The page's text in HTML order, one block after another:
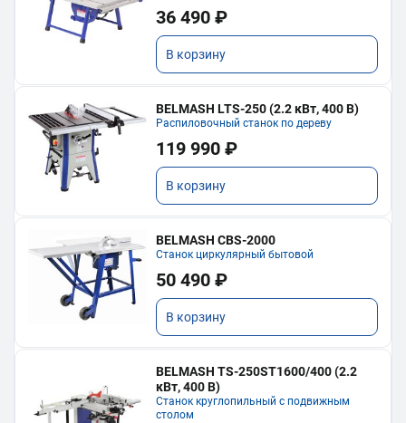
36 490 ₽
В корзину
BELMASH LTS-250 (2.2 кВт, 400 В)
Распиловочный станок по дереву
119 990 ₽
В корзину
BELMASH CBS-2000
Станок циркулярный бытовой
50 490 ₽
В корзину
BELMASH TS-250ST1600/400 (2.2
кВт, 400 В)
Станок круглопильный с подвижным
столом